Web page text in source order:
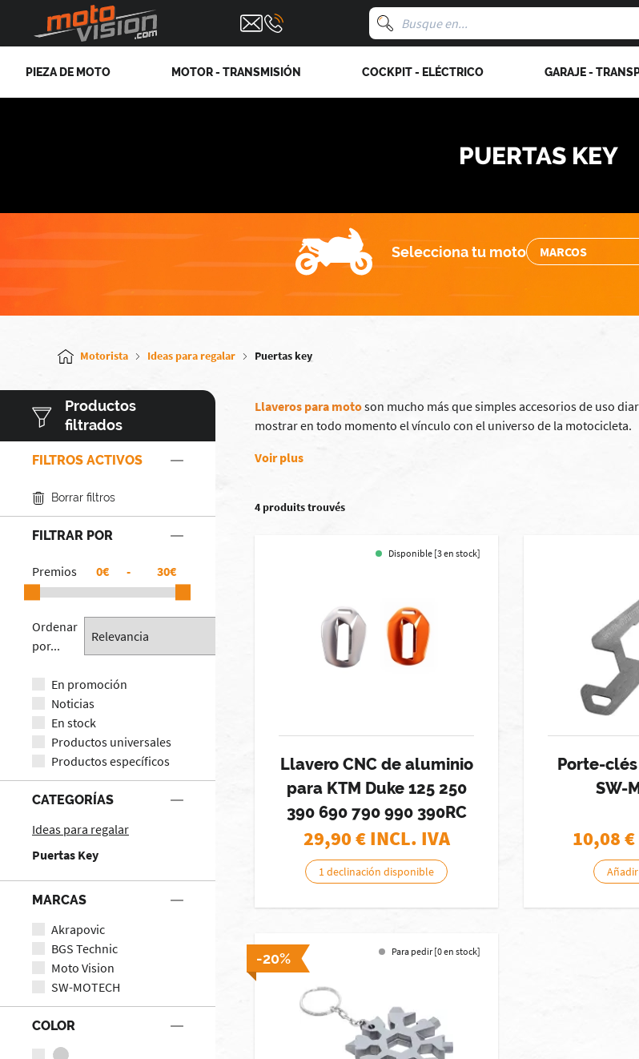
PIEZA DE MOTO MOTOR - TRANSMISIÓN COCKPIT - ELÉCTRICO GARAJE -
PUERTAS KEY
Selecciona tu moto
Motorista Ideas para regalar Puertas key
Productos
filtrados
FILTROS ACTIVOS
Borrar filtros
FILTRAR POR
Premios € - €
Ordenar
por...
En promoción
Noticias
En stock
Productos universales
Productos específicos
CATEGORÍAS
Ideas para regalar
Puertas Key
MARCAS
Akrapovic
BGS Technic
Moto Vision
SW-MOTECH
COLOR
Llaveros para motoson mucho más que simples accesorios de uso
mostrar en todo momento el vínculo con el universo de la motocicleta.
Voir plus
4 produits trouvés
Disponible [3 en stock]
Llavero CNC de aluminio
para KTM Duke 125 250
390 690 790 990 390RC
29,90€ INCL. IVA
1 declinación disponible
Porte-
SW-
10,08€
-20% Para pedir [0 en stock]